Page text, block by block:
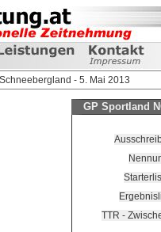
- 5. Mai 2013
GP Sportland
TTR -